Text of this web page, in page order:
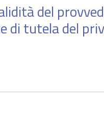
del
di tutela del